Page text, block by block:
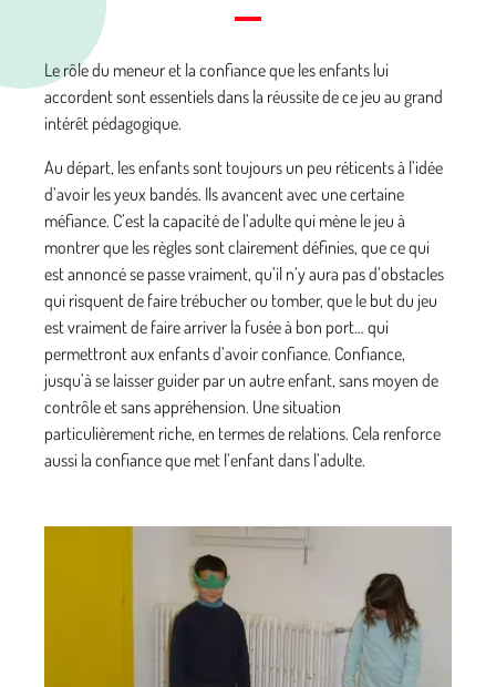
Le rôle du meneur et la confiance que les enfants lui
accordent sont essentiels dans la réussite de ce jeu au grand
intérêt pédagogique.
Au départ, les enfants sont toujours un peu réticents à l’idée
d’avoir les yeux bandés. Ils avancent avec une certaine
méfiance. C’est la capacité de l’adulte qui mène le jeu à
montrer que les règles sont clairement définies, que ce qui
est annoncé se passe vraiment, qu’il n’y aura pas d’obstacles
qui risquent de faire trébucher ou tomber, que le but du jeu
est vraiment de faire arriver la fusée à bon port… qui
permettront aux enfants d’avoir confiance. Confiance,
jusqu’à se laisser guider par un autre enfant, sans moyen de
contrôle et sans appréhension. Une situation
particulièrement riche, en termes de relations. Cela renforce
aussi la confiance que met l’enfant dans l’adulte.